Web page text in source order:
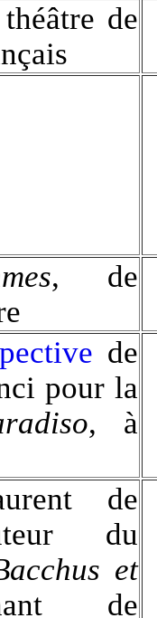
de
, de
de
pour la
, à
de
du
et
de